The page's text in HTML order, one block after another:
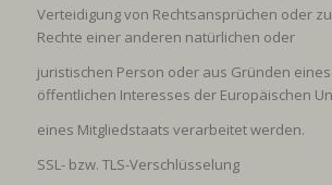
Verteidigung von Rechtsansprüchen oder
Rechte einer anderen natürlichen oder
juristischen Person oder aus Gründen
öffentlichen Interesses der Europäischen
eines Mitgliedstaats verarbeitet werden.
SSL- bzw. TLS-Verschlüsselung